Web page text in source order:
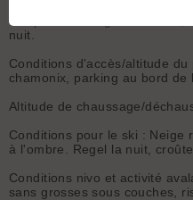
Température négative la nuit,
nuit.
Conditions d'accès/altitude
chamonix, parking au bord de
Altitude de chaussage/
Conditions pour le ski : Neige
à l'ombre. Regel la nuit,
Conditions nivo et activité
sans grosses sous couches,